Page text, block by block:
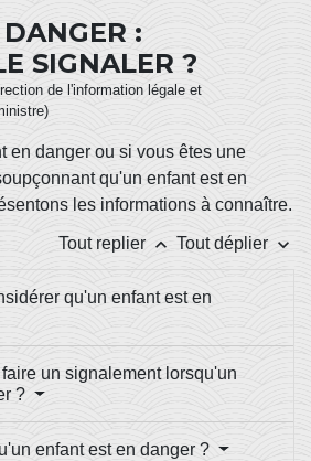
:
SIGNALER ?
de l'information légale et
en danger ou si vous êtes une
qu'un enfant est en
les informations à connaître.
Tout replier keyboard_arrow_up Tout déplier keyboard_arrow_down
qu'un enfant est en
un signalement lorsqu'un
?
enfant est en danger ?